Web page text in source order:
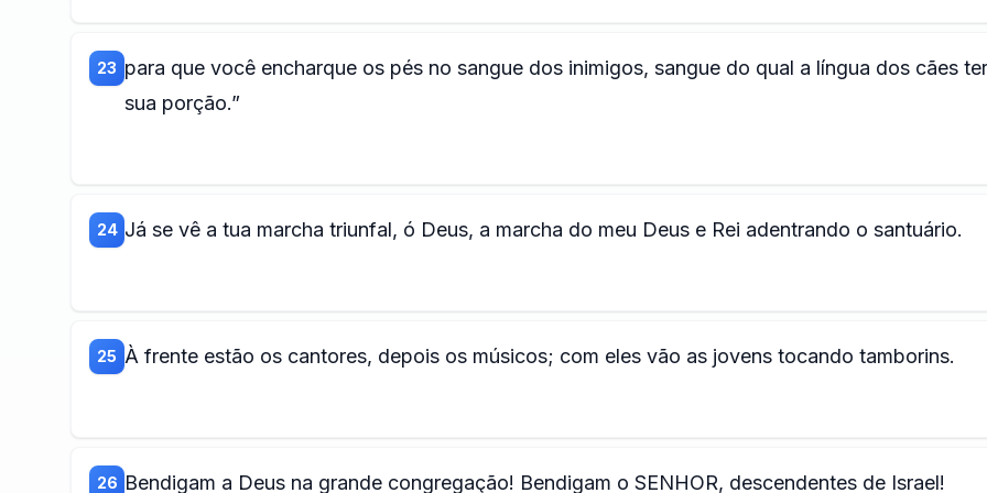
23 para que você encharque os pés no sangue dos inimigos, sangue do qual a língua dos cães
sua porção.”
24 Já se vê a tua marcha triunfal, ó Deus, a marcha do meu Deus e Rei adentrando o santuário.
25 À frente estão os cantores, depois os músicos; com eles vão as jovens tocando tamborins.
26 Bendigam a Deus na grande congregação! Bendigam o SENHOR, descendentes de Israel!